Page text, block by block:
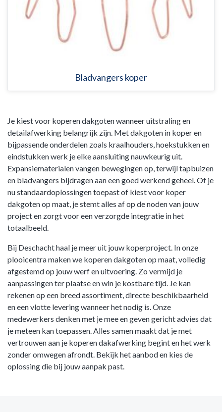
Bladvangers koper
Je kiest voor koperen dakgoten wanneer uitstraling en
detailafwerking belangrijk zijn. Met dakgoten in koper en
bijpassende onderdelen zoals kraalhouders, hoekstukken en
eindstukken werk je elke aansluiting nauwkeurig uit.
Expansiematerialen vangen bewegingen op, terwijl tapbuizen
en bladvangers bijdragen aan een goed werkend geheel. Of je
nu standaardoplossingen toepast of kiest voor koper
dakgoten op maat, je stemt alles af op de noden van jouw
project en zorgt voor een verzorgde integratie in het
totaalbeeld.
Bij Deschacht haal je meer uit jouw koperproject. In onze
plooicentra maken we koperen dakgoten op maat, volledig
afgestemd op jouw werf en uitvoering. Zo vermijd je
aanpassingen ter plaatse en win je kostbare tijd. Je kan
rekenen op een breed assortiment, directe beschikbaarheid
en een vlotte levering wanneer het nodig is. Onze
medewerkers denken met je mee en geven gericht advies dat
je meteen kan toepassen. Alles samen maakt dat je met
vertrouwen aan je koperen dakafwerking begint en het werk
zonder omwegen afrondt. Bekijk het aanbod en kies de
oplossing die bij jouw aanpak past.